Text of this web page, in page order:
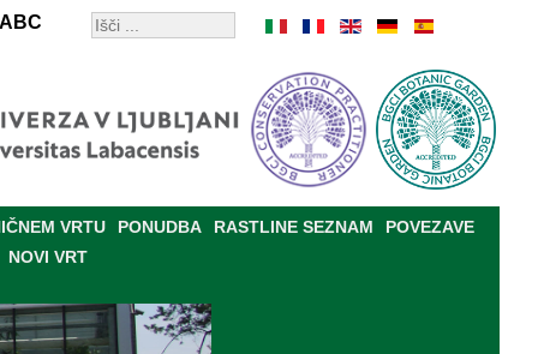
ABC
VRTU PONUDBA RASTLINE SEZNAM
POVEZAVE
NOVI VRT